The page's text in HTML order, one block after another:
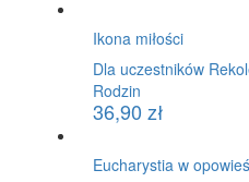
Ikona miłości
Dla uczestników
Rodzin
36,90 zł
Eucharystia w